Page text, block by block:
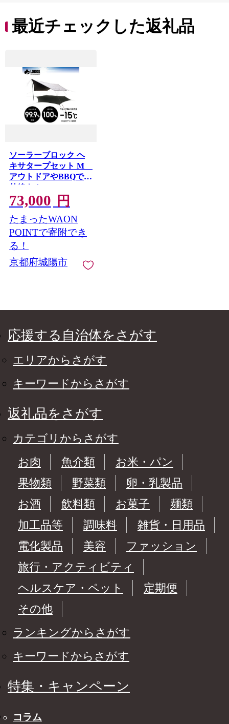
最近チェックした返礼品
ソーラーブロック ヘ
キサタープセット M
アウトドアやBBQで紫
外線をカッ
ト!71809036【1663661】
73,000 円
たまったWAON
POINTで寄附でき
る！
京都府城陽市
応援する自治体をさがす
エリアからさがす
キーワードからさがす
返礼品をさがす
カテゴリからさがす
お肉
魚介類
お米・パン
果物類
野菜類
卵・乳製品
お酒
飲料類 お菓子
麺類
加工品等
調味料
雑貨・日用品
電化製品
美容
ファッション
旅行・アクティビティ
ヘルスケア・ペット
定期便
その他
ランキングからさがす
キーワードからさがす
特集・キャンペーン
コラム